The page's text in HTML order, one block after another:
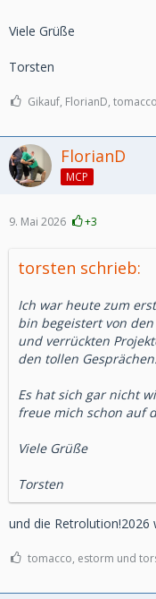
Viele Grüße
Torsten
Gikauf, FlorianD,
FlorianD
MCP
9. Mai 2026 +3
torsten schrieb:
Ich war heute zum
bin begeistert von
und verrückten
den tollen Gesprächen.
Es hat sich gar nicht
freue mich schon auf
Viele Grüße
Torsten
und die
tomacco, estorm und